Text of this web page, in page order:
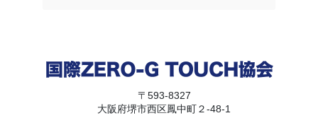
〒593-8327
大阪府堺市西区鳳中町２-48-1